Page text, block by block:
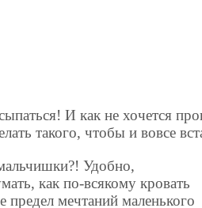
И как не хочется
такого, чтобы и вовсе
Удобно,
как по-всякому кровать
предел мечтаний маленького